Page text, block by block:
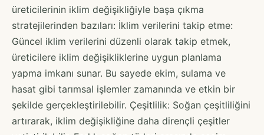
üreticilerinin iklim değişikliğiyle başa çıkma
stratejilerinden bazıları: İklim verilerini takip etme:
Güncel iklim verilerini düzenli olarak takip etmek,
üreticilere iklim değişikliklerine uygun planlama
yapma imkanı sunar. Bu sayede ekim, sulama ve
hasat gibi tarımsal işlemler zamanında ve etkin bir
şekilde gerçekleştirilebilir. Çeşitlilik: Soğan çeşitliliğini
artırarak, iklim değişikliğine daha dirençli çeşitler